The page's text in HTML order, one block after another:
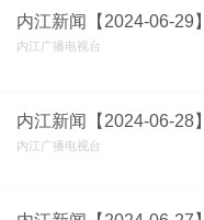
内江新闻【2024-06-29】
内江广播电视台
内江新闻【2024-06-28】
内江广播电视台